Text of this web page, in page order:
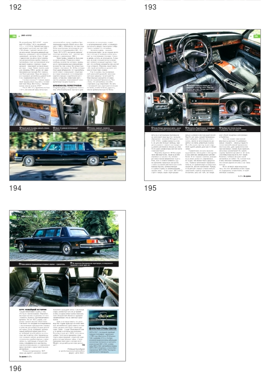
192 193
194 195
196